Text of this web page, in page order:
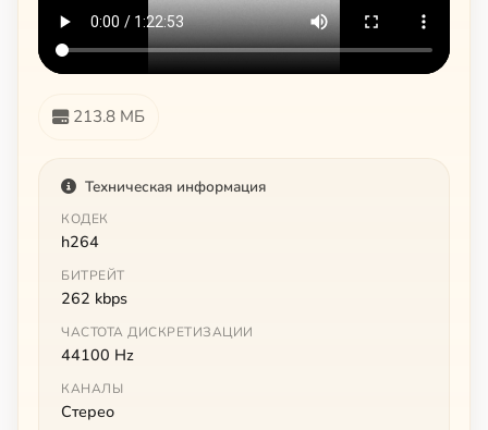
213.8 МБ
Техническая информация
КОДЕК
h264
БИТРЕЙТ
262 kbps
ЧАСТОТА ДИСКРЕТИЗАЦИИ
44100 Hz
КАНАЛЫ
Стерео